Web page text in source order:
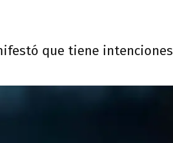
que tiene intenciones